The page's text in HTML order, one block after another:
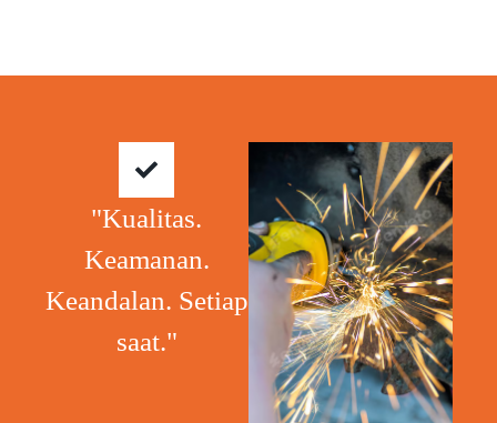
"Kualitas.
Keamanan.
Keandalan. Setiap
saat."